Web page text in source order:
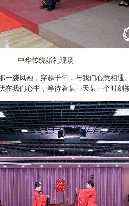
中华传统婚礼现场
袭凤袍，穿越千年，与我们心意相通
在我们心中，等待着某一天某一个时刻